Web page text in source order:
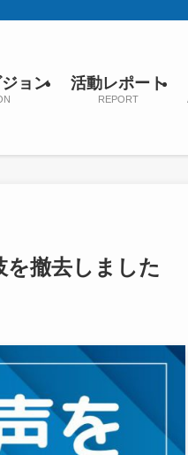
ョン 活動レポート
REPORT
を撤去しました